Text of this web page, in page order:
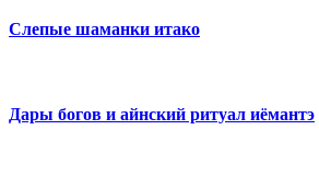
Слепые шаманки итако
Дары богов и айнский ритуал иёмантэ